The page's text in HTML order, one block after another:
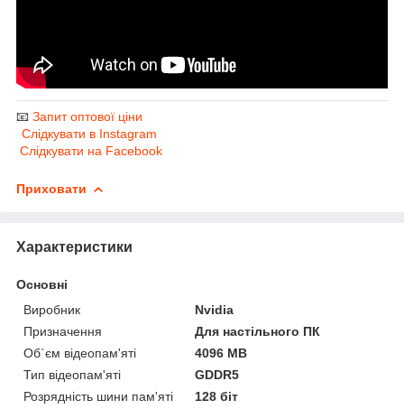
📧 Запит оптової ціни
Слідкувати в Instagram
Слідкувати на Facebook
Приховати
Характеристики
Основні
Виробник
Nvidia
Призначення
Для настільного ПК
Об`єм відеопам'яті
4096 MB
Тип відеопам'яті
GDDR5
Розрядність шини пам'яті
128 біт